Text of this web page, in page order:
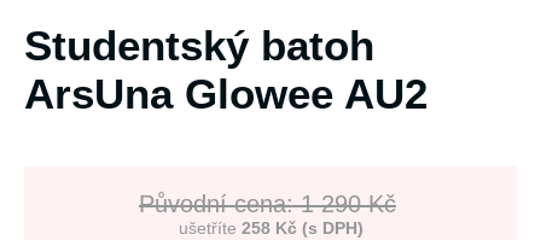
Studentský batoh
ArsUna Glowee AU2
Původní cena: 1 290 Kč
ušetříte 258 Kč (s DPH)